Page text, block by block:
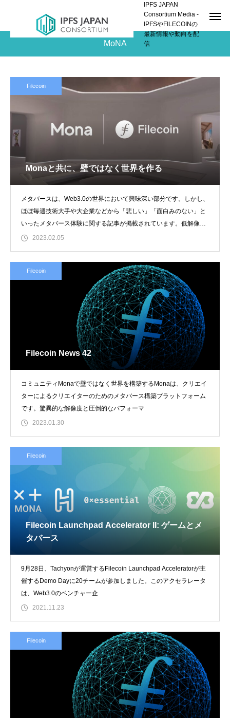
IPFS JAPAN
Consortium Media -
IPFSやFILECOINの
最新情報や動向を配
信
MoNA
Filecoin
Monaと共に、壁ではなく世界を作る
メタバースは、Web3.0の世界において興味深い部分です。しかし、
ほぼ毎週技術大手や大企業などから「悲しい」「面白みのない」と
いったメタバース体験に関する記事が掲載されています。低解像度
の「メタオフ
2023.02.05
Filecoin
Filecoin News 42
コミュニティMonaで壁ではなく世界を構築するMonaは、クリエイ
ターによるクリエイターのためのメタバース構築プラットフォーム
です。驚異的な解像度と圧倒的なパフォーマ
2023.01.30
Filecoin
Filecoin Launchpad Accelerator II: ゲームとメ
タバース
9月28日、Tachyonが運営するFilecoin Launchpad Acceleratorが主
催するDemo Dayに20チームが参加しました。このアクセラレータ
は、Web3.0のベンチャー企
2021.11.23
Filecoin